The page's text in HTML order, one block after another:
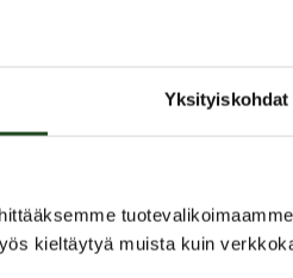
Yksityiskohdat
kieltäytyä muista kuin
tai
Löydä aiheeseen sopivia